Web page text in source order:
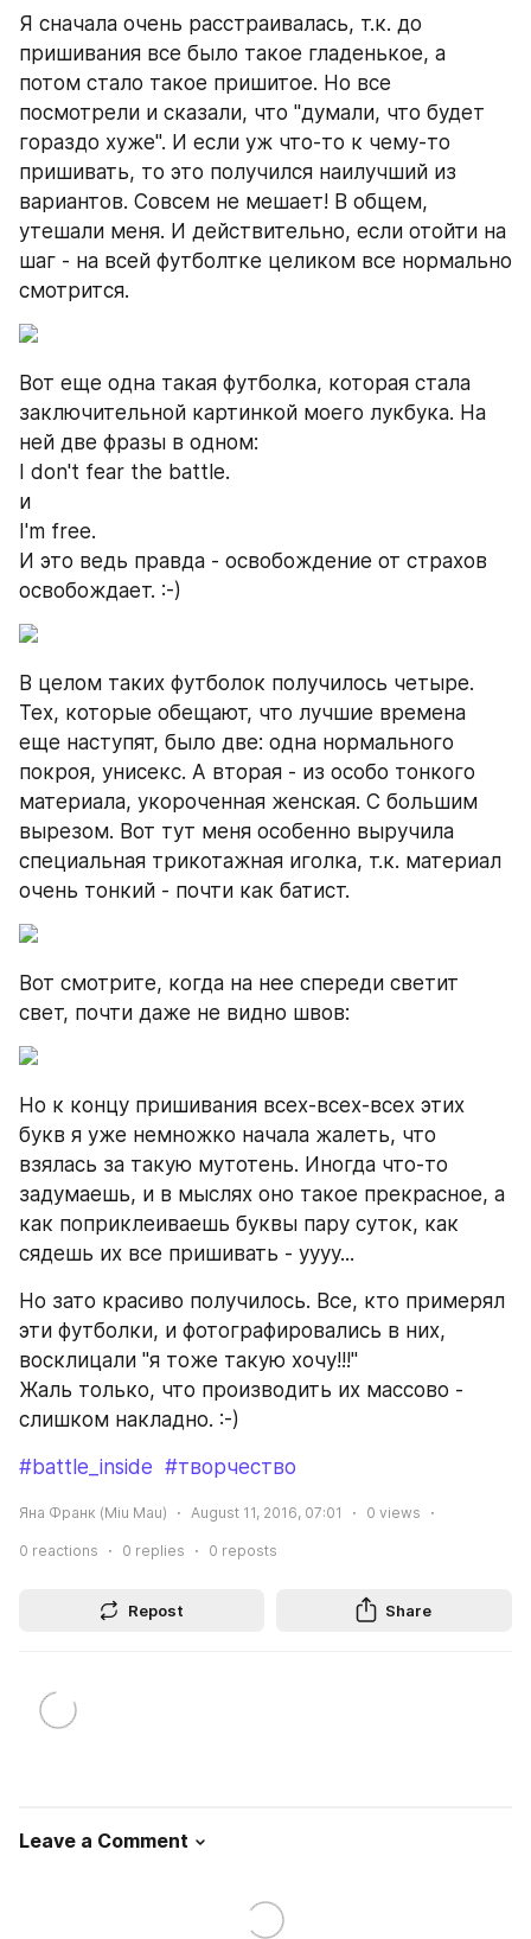
Я сначала очень расстраивалась, т.к. до
пришивания все было такое гладенькое, а
потом стало такое пришитое. Но все
посмотрели и сказали, что "думали, что будет
гораздо хуже". И если уж что-то к чему-то
пришивать, то это получился наилучший из
вариантов. Совсем не мешает! В общем,
утешали меня. И действительно, если отойти на
шаг - на всей футболтке целиком все нормально
смотрится.
Вот еще одна такая футболка, которая стала
заключительной картинкой моего лукбука. На
ней две фразы в одном:
I don't fear the battle.
и
I'm free.
И это ведь правда - освобождение от страхов
освобождает. :-)
В целом таких футболок получилось четыре.
Тех, которые обещают, что лучшие времена
еще наступят, было две: одна нормального
покроя, унисекс. А вторая - из особо тонкого
материала, укороченная женская. С большим
вырезом. Вот тут меня особенно выручила
специальная трикотажная иголка, т.к. материал
очень тонкий - почти как батист.
Вот смотрите, когда на нее спереди светит
свет, почти даже не видно швов:
Но к концу пришивания всех-всех-всех этих
букв я уже немножко начала жалеть, что
взялась за такую мутотень. Иногда что-то
задумаешь, и в мыслях оно такое прекрасное, а
как поприклеиваешь буквы пару суток, как
сядешь их все пришивать - уууу...
Но зато красиво получилось. Все, кто примерял
эти футболки, и фотографировались в них,
восклицали "я тоже такую хочу!!!"
Жаль только, что производить их массово -
слишком накладно. :-)
#battle_inside #творчество
Яна Франк (Miu Mau) August 11, 2016, 07:01 0 views
0 reactions 0 replies 0 reposts
Repost Share
Leave a Comment